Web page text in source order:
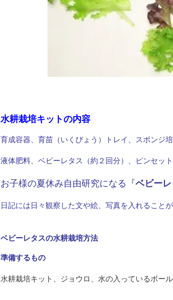
水耕栽培キットの内容
育成容器、育苗（いくびょう）トレイ、スポンジ
液体肥料、ベビーレタス（約２回分）、ピンセッ
お子様の夏休み自由研究になる『ベビー
日記には日々観察した文や絵、写真を入れることが
ベビーレタスの水耕栽培方法
準備するもの
水耕栽培キット、ジョウロ、水の入っているボー